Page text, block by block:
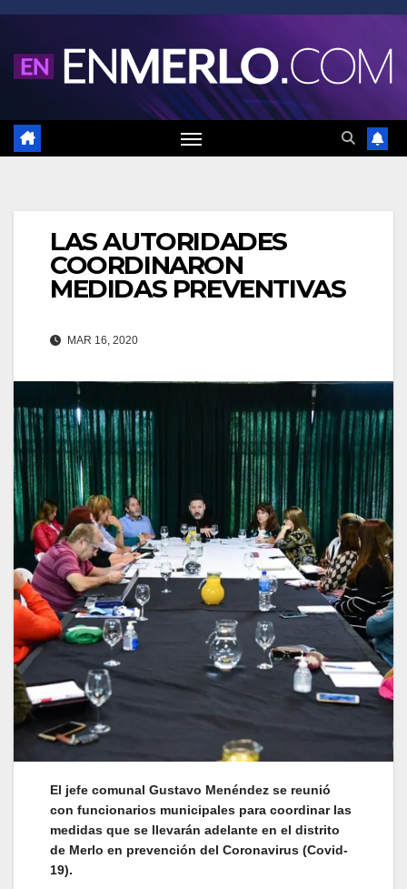
Saltar
contenido
LAS AUTORIDADES
COORDINARON
MEDIDAS PREVENTIVAS
MAR 16, 2020
El jefe comunal Gustavo Menéndez se reunió
con funcionarios municipales para coordinar las
medidas que se llevarán adelante en el distrito
de Merlo en prevención del Coronavirus (Covid-
19).